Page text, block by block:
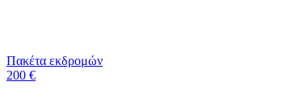
Πακέτα εκδρομών
200 €